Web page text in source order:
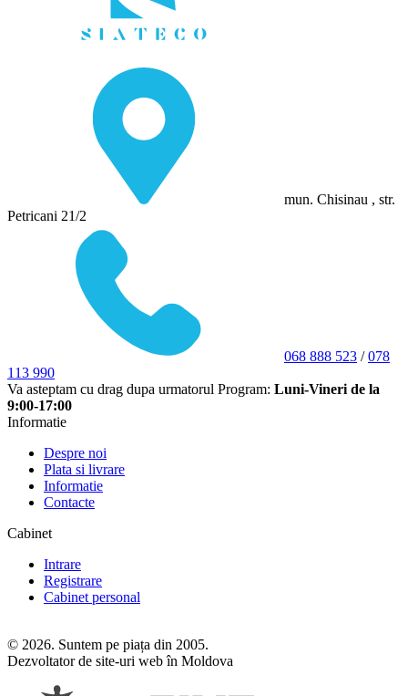
mun. Chisinau , str.
Petricani 21/2
068 888 523 /078
113 990
Va asteptam cu drag dupa urmatorul Program: Luni-Vineri de la
9:00-17:00
Informatie
Despre noi
Plata si livrare
Informatie
Contacte
Cabinet
Intrare
Registrare
Cabinet personal
© 2026. Suntem pe piața din 2005.
Dezvoltator de site-uri web în Moldova